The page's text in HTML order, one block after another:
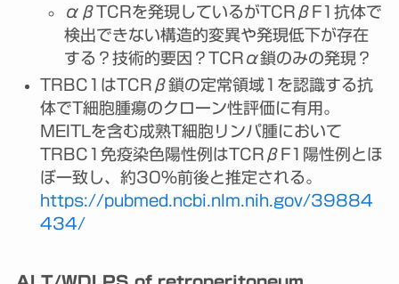
αβTCRを発現しているがTCRβF1抗体で
検出できない構造的変異や発現低下が存在
する？技術的要因？TCRα鎖のみの発現？
TRBC1はTCRβ鎖の定常領域1を認識する抗
体でT細胞腫瘍のクローン性評価に有用。
MEITLを含む成熟T細胞リンパ腫において
TRBC1免疫染色陽性例はTCRβF1陽性例とほ
ぼ一致し、約30%前後と推定される。
https://pubmed.ncbi.nlm.nih.gov/39884
434/